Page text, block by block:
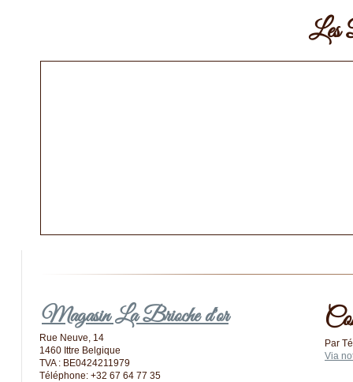
Les
Par
Via
Magasin La Brioche d'or
Rue Neuve, 14
1460 Ittre Belgique
TVA : BE0424211979
Téléphone: +32 67 64 77 35